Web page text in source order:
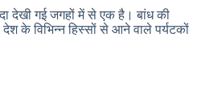
देखी गई जगहों में से एक है। बांध की
के विभिन्न हिस्सों से आने वाले पर्यटकों